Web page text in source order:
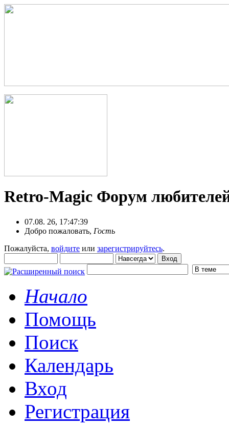
Retro-Magic Форум
07.08. 26, 17:47:39
Добро пожаловать, Гость
Пожалуйста, войдите или зарегистрируйтесь.
Начало
Помощь
Поиск
Календарь
Вход
Регистрация